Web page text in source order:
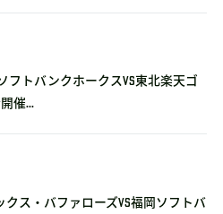
フトバンクホークスVS東北楽天ゴ
催...
クス・バファローズvs福岡ソフトバ